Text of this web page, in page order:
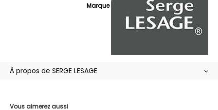
Vous aimerez aussi
Marque
À propos de SERGE LESAGE